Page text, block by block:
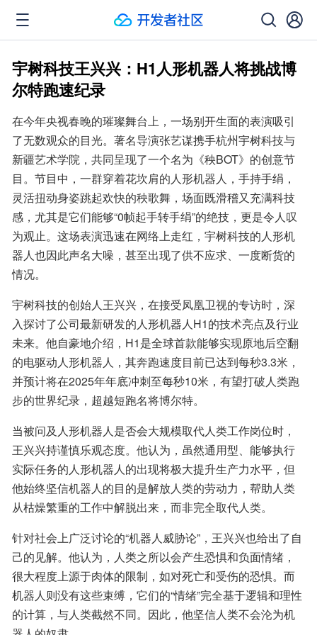
宇树科技王兴兴：H1人形机器人将挑战博
尔特跑速纪录
在今年央视春晚的璀璨舞台上，一场别开生面的表演吸引
了无数观众的目光。著名导演张艺谋携手杭州宇树科技与
新疆艺术学院，共同呈现了一个名为《秧BOT》的创意节
目。节目中，一群穿着花坎肩的人形机器人，手持手绢，
灵活扭动身姿跳起欢快的秧歌舞，场面既滑稽又充满科技
感，尤其是它们能够“0帧起手转手绢”的绝技，更是令人叹
为观止。这场表演迅速在网络上走红，宇树科技的人形机
器人也因此声名大噪，甚至出现了供不应求、一度断货的
情况。
宇树科技的创始人王兴兴，在接受凤凰卫视的专访时，深
入探讨了公司最新研发的人形机器人H1的技术亮点及行业
未来。他自豪地介绍，H1是全球首款能够实现原地后空翻
的电驱动人形机器人，其奔跑速度目前已达到每秒3.3米，
并预计将在2025年年底冲刺至每秒10米，有望打破人类跑
步的世界纪录，超越短跑名将博尔特。
当被问及人形机器人是否会大规模取代人类工作岗位时，
王兴兴持谨慎乐观态度。他认为，虽然通用型、能够执行
实际任务的人形机器人的出现将极大提升生产力水平，但
他始终坚信机器人的目的是解放人类的劳动力，帮助人类
从枯燥繁重的工作中解脱出来，而非完全取代人类。
针对社会上广泛讨论的“机器人威胁论”，王兴兴也给出了自
己的见解。他认为，人类之所以会产生恐惧和负面情绪，
很大程度上源于肉体的限制，如对死亡和受伤的恐惧。而
机器人则没有这些束缚，它们的“情绪”完全基于逻辑和理性
的计算，与人类截然不同。因此，他坚信人类不会沦为机